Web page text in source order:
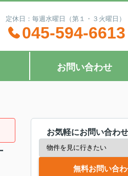
休日：毎週水曜日（第１・３火曜日）
045-594-6613
お問い合わせ
お気軽にお問い合わ
無料お問い合